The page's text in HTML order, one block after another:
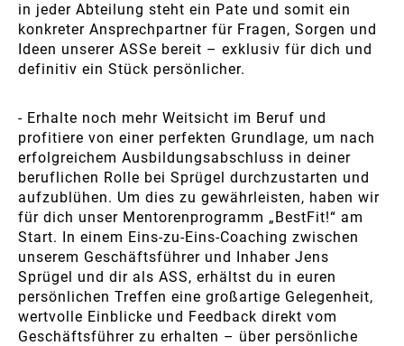
in jeder Abteilung steht ein Pate und somit ein
konkreter Ansprechpartner für Fragen, Sorgen und
Ideen unserer ASSe bereit – exklusiv für dich und
definitiv ein Stück persönlicher.
- Erhalte noch mehr Weitsicht im Beruf und
profitiere von einer perfekten Grundlage, um nach
erfolgreichem Ausbildungsabschluss in deiner
beruflichen Rolle bei Sprügel durchzustarten und
aufzublühen. Um dies zu gewährleisten, haben wir
für dich unser Mentorenprogramm „BestFit!“ am
Start. In einem Eins-zu-Eins-Coaching zwischen
unserem Geschäftsführer und Inhaber Jens
Sprügel und dir als ASS, erhältst du in euren
persönlichen Treffen eine großartige Gelegenheit,
wertvolle Einblicke und Feedback direkt vom
Geschäftsführer zu erhalten – über persönliche